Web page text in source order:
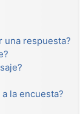
una respuesta?
la encuesta?